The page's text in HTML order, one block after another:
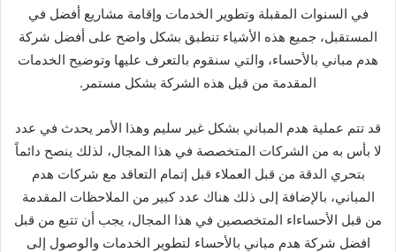
في السنوات المقبلة وتطوير الخدمات وإقامة مشاريع أفضل في
المستقبل، جميع هذه الأشياء تنطبق بشكل واضح على أفضل شركة
هدم مباني بالأحساء، والتي سنقوم بالتعرف عليها وتوضيح الخدمات
المقدمة من قبل هذه الشركة بشكل مستمر.
قد تتم عملية هدم المباني بشكل غير سليم وهذا الأمر يحدث في عدد
لا بأس به من الشركات المتخصصة في هذا المجال، لذلك ينصح دائماً
بتحري الدقة من قبل العملاء قبل إتمام التعاقد مع شركات هدم
المباني، بالإضافة إلى ذلك هناك عدد كبير من الملاحظات المقدمة
من قبل الأحساءاء المتخصصين في هذا المجال، يجب أن تتبع من قبل
افضل شركة هدم مباني بالأحساء لتطوير الخدمات والوصول إلى